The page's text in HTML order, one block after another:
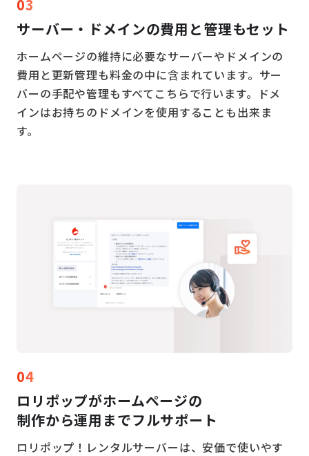
03
サーバー・ドメインの費用と管理もセット
ホームページの維持に必要なサーバーやドメインの
費用と更新管理も料金の中に含まれています。サー
バーの手配や管理もすべてこちらで行います。ドメ
インはお持ちのドメインを使用することも出来ま
す。
04
ロリポップがホームページの
制作から運用までフルサポート
ロリポップ！レンタルサーバーは、安価で使いやす